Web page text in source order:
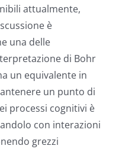
attualmente,
è
una delle
di Bohr
un equivalente in
un punto di
processi cognitivi è
con interazioni
grezzi